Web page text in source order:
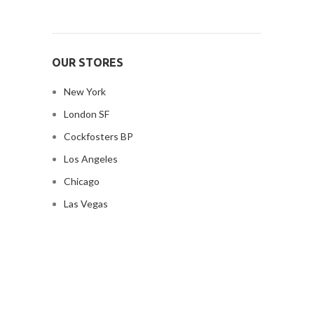
OUR STORES
New York
London SF
Cockfosters BP
Los Angeles
Chicago
Las Vegas